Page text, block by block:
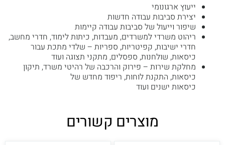
מוצרים קשורים
ייעוץ ארגונומי
יצירת סביבות עבודה חדשות
שיפור וייעול של סביבות עבודה קיימות
ריהוט משרדי למשרדים, מעבדות, כיתות לימוד, חדרי מחשב,
חדרי ישיבות, קפיטריות, ספריות – שלדי מתכת עבור
כיסאות, שולחנות, ספסלים, מתקני תצוגה ועוד
מחלקת שירות – פירוק והרכבה של רהיטי משרד, תיקון
כיסאות, התקנת לוחות, ריפוד מחדש של
כיסאות ישנים ועוד